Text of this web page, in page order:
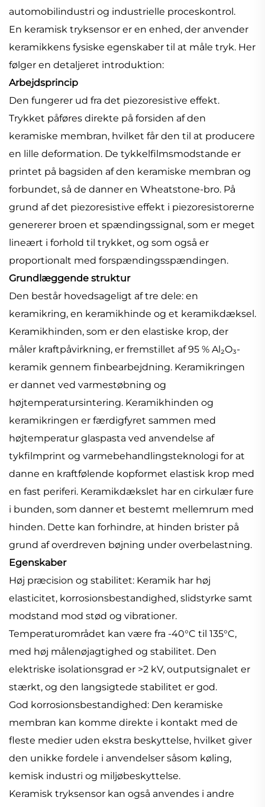
automobilindustri og industrielle proceskontrol.
En keramisk tryksensor er en enhed, der anvender
keramikkens fysiske egenskaber til at måle tryk. Her
følger en detaljeret introduktion:
Arbejdsprincip
Den fungerer ud fra det piezoresistive effekt.
Trykket påføres direkte på forsiden af den
keramiske membran, hvilket får den til at producere
en lille deformation. De tykkelfilmsmodstande er
printet på bagsiden af den keramiske membran og
forbundet, så de danner en Wheatstone-bro. På
grund af det piezoresistive effekt i piezoresistorerne
genererer broen et spændingssignal, som er meget
lineært i forhold til trykket, og som også er
proportionalt med forspændingsspændingen.
Grundlæggende struktur
Den består hovedsageligt af tre dele: en
keramikring, en keramikhinde og et keramikdæksel.
Keramikhinden, som er den elastiske krop, der
måler kraftpåvirkning, er fremstillet af 95 % Al₂O₃-
keramik gennem finbearbejdning. Keramikringen
er dannet ved varmestøbning og
højtemperatursintering. Keramikhinden og
keramikringen er færdigfyret sammen med
højtemperatur glaspasta ved anvendelse af
tykfilmprint og varmebehandlingsteknologi for at
danne en kraftfølende kopformet elastisk krop med
en fast periferi. Keramikdækslet har en cirkulær fure
i bunden, som danner et bestemt mellemrum med
hinden. Dette kan forhindre, at hinden brister på
grund af overdreven bøjning under overbelastning.
Egenskaber
Høj præcision og stabilitet: Keramik har høj
elasticitet, korrosionsbestandighed, slidstyrke samt
modstand mod stød og vibrationer.
Temperaturområdet kan være fra -40°C til 135°C,
med høj målenøjagtighed og stabilitet. Den
elektriske isolationsgrad er >2 kV, outputsignalet er
stærkt, og den langsigtede stabilitet er god.
God korrosionsbestandighed: Den keramiske
membran kan komme direkte i kontakt med de
fleste medier uden ekstra beskyttelse, hvilket giver
den unikke fordele i anvendelser såsom køling,
kemisk industri og miljøbeskyttelse.
Keramisk tryksensor kan også anvendes i andre